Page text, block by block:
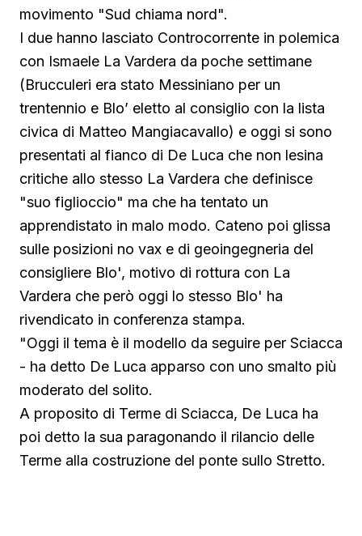
movimento "Sud chiama nord".
I due hanno lasciato Controcorrente in polemica
con Ismaele La Vardera da poche settimane
(Brucculeri era stato Messiniano per un
trentennio e Blo’ eletto al consiglio con la lista
civica di Matteo Mangiacavallo) e oggi si sono
presentati al fianco di De Luca che non lesina
critiche allo stesso La Vardera che definisce
"suo figlioccio" ma che ha tentato un
apprendistato in malo modo. Cateno poi glissa
sulle posizioni no vax e di geoingegneria del
consigliere Blo', motivo di rottura con La
Vardera che però oggi lo stesso Blo' ha
rivendicato in conferenza stampa.
"Oggi il tema è il modello da seguire per Sciacca
- ha detto De Luca apparso con uno smalto più
moderato del solito.
A proposito di Terme di Sciacca, De Luca ha
poi detto la sua paragonando il rilancio delle
Terme alla costruzione del ponte sullo Stretto.